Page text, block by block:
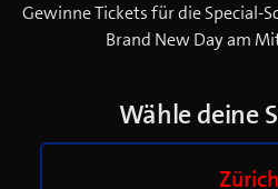
Gewinne Tickets für die Special-
Brand New Day am
Wähle deine
Zürich